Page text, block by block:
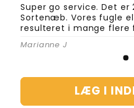
Super go service. Det er
Sortenæb. Vores fugle
resulteret i mange flere
Marianne J
LÆG I